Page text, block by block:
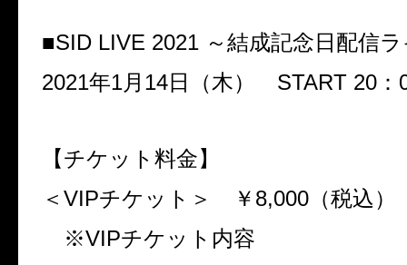
■SID LIVE 2021 ～結成記念日配信
2021年1月 14日（木） START 20 ：
【チケット料金】
＜ VIPチケット＞ ￥ 8,000 （税込）
※VIPチケット内容